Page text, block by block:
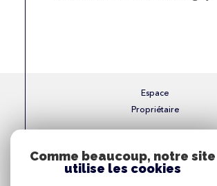
Espace
Propriétaire
Comme beaucoup, notre site
utilise les cookies